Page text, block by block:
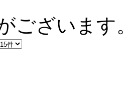
ございます